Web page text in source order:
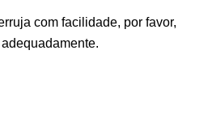
com facilidade, por favor,